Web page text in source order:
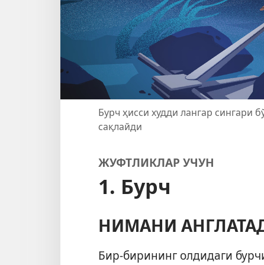
Бурч ҳисси худди лангар сингари
сақлайди
ЖУФТЛИКЛАР УЧУН
1. Бурч
НИМАНИ
Бир-бирининг олдидаги